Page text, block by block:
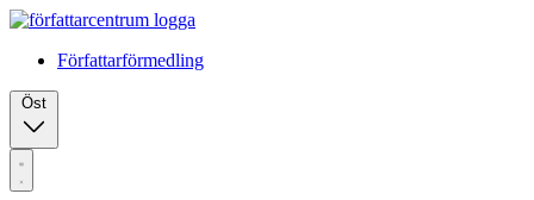
Författarförmedling
Öst